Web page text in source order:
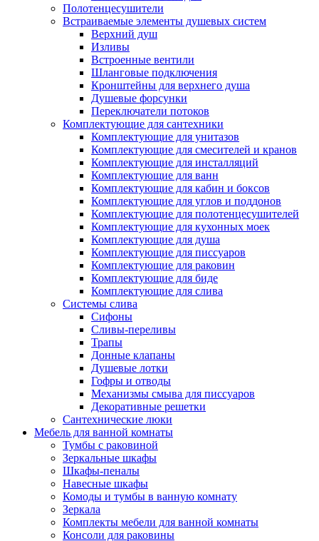
Полотенцесушители
Встраиваемые элементы душевых систем
Верхний душ
Изливы
Встроенные вентили
Шланговые подключения
Кронштейны для верхнего душа
Душевые форсунки
Переключатели потоков
Комплектующие для сантехники
Комплектующие для унитазов
Комплектующие для смесителей и кранов
Комплектующие для инсталляций
Комплектующие для ванн
Комплектующие для кабин и боксов
Комплектующие для углов и поддонов
Комплектующие для полотенцесушителей
Комплектующие для кухонных моек
Комплектующие для душа
Комплектующие для писсуаров
Комплектующие для раковин
Комплектующие для биде
Комплектующие для слива
Системы слива
Сифоны
Сливы-переливы
Трапы
Донные клапаны
Душевые лотки
Гофры и отводы
Механизмы смыва для писсуаров
Декоративные решетки
Сантехнические люки
Мебель для ванной комнаты
Тумбы с раковиной
Зеркальные шкафы
Шкафы-пеналы
Навесные шкафы
Комоды и тумбы в ванную комнату
Зеркала
Комплекты мебели для ванной комнаты
Консоли для раковины